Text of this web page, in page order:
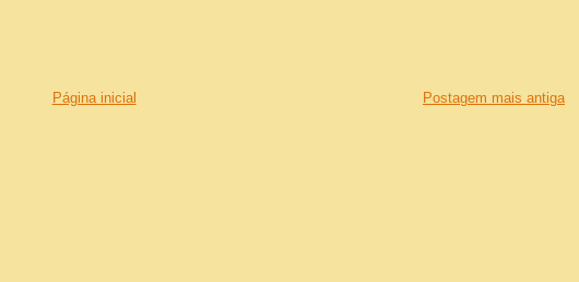
Postagem mais antiga
Página inicial